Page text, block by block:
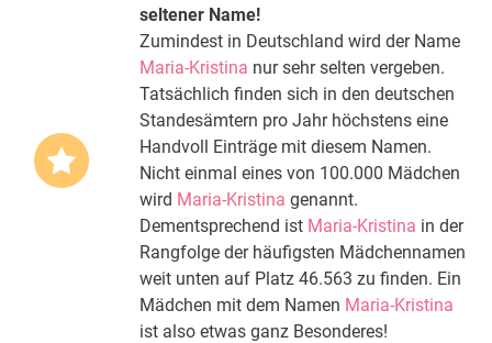
seltener Name!
Zumindest in Deutschland wird der Name
Maria-Kristina nur sehr selten vergeben.
Tatsächlich finden sich in den deutschen
Standesämtern pro Jahr höchstens eine
Handvoll Einträge mit diesem Namen.
Nicht einmal eines von 100.000 Mädchen
wird Maria-Kristina genannt.
Dementsprechend ist Maria-Kristina in der
Rangfolge der häufigsten Mädchennamen
weit unten auf Platz 46.563 zu finden. Ein
Mädchen mit dem Namen Maria-Kristina
ist also etwas ganz Besonderes!